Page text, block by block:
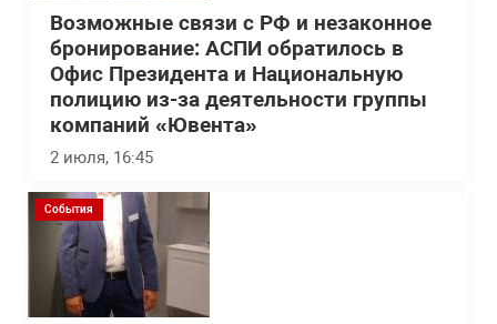
Возможные связи с РФ и незаконное
бронирование: АСПИ обратилось в
Офис Президента и Национальную
полицию из-за деятельности группы
компаний «Ювента»
2 июля, 16:45
События